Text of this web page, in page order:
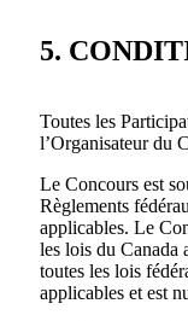
5.
Toutes les
l’Organisateur du
Le Concours est
Règlements
applicables. Le
les lois du Canada
toutes les lois
applicables et est